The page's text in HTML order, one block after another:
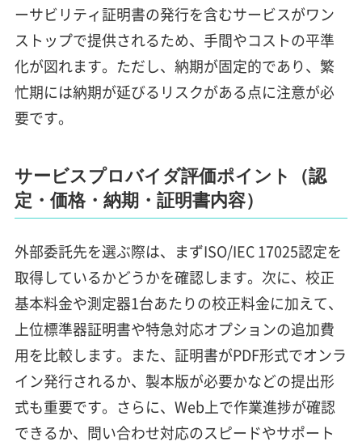
ーサビリティ証明書の発行を含むサービスがワン
ストップで提供されるため、手間やコストの平準
化が図れます。ただし、納期が固定的であり、繁
忙期には納期が延びるリスクがある点に注意が必
要です。
サービスプロバイダ評価ポイント（認
定・価格・納期・証明書内容）
外部委託先を選ぶ際は、まずISO/IEC 17025認定を
取得しているかどうかを確認します。次に、校正
基本料金や測定器1台あたりの校正料金に加えて、
上位標準器証明書や特急対応オプションの追加費
用を比較します。また、証明書がPDF形式でオンラ
イン発行されるか、製本版が必要かなどの提出形
式も重要です。さらに、Web上で作業進捗が確認
できるか、問い合わせ対応のスピードやサポート